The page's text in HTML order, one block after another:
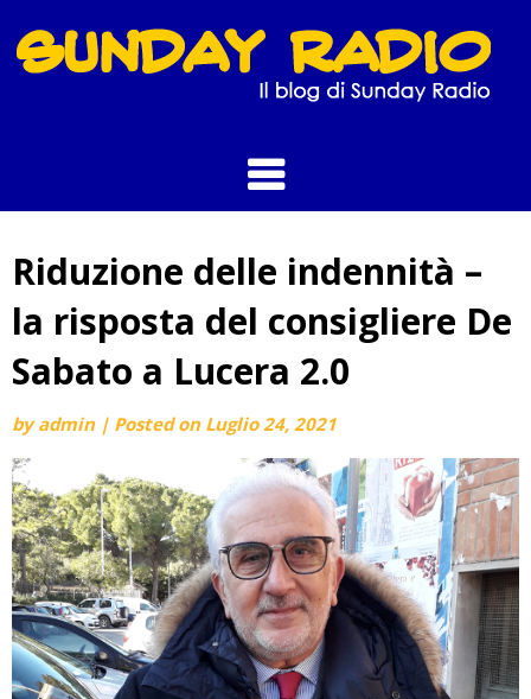
to
content
Riduzione delle indennità –
la risposta del consigliere De
Sabato a Lucera 2.0
byadmin | Posted on Luglio 24, 2021